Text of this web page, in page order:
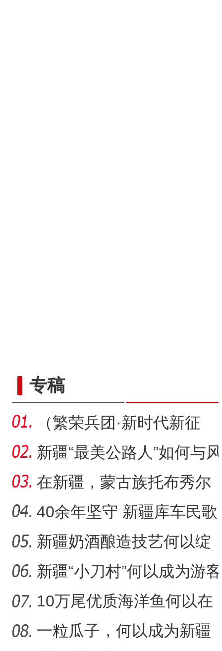
标题：新“食”尚！“小份
专稿
（繁荣兵团·新时代新征
程）沙漠瀚海中的新疆兵
团
新疆“最美公路人”如何与风
沙“硬碰硬”？
在新疆，蒙古族托布秀尔
音乐何以传承不息？
40余年坚守 新疆库车民歌
传承人用歌声展现非遗魅
力
新疆奶酒酿造技艺何以绽
放光彩？
新疆“小刀村”何以成为游客
体验非遗技艺打卡地？
10万尾优质海洋鱼何以在
新疆沙漠里安家？
一粒瓜子，何以成为新疆